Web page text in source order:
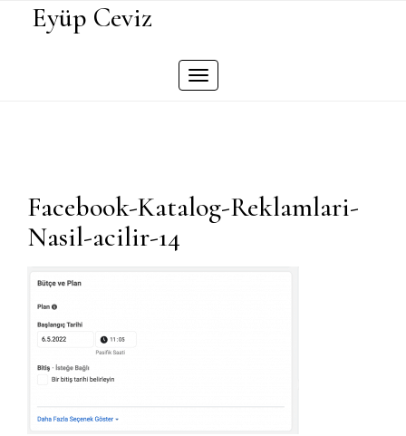
Eyüp Ceviz
Toggle
Facebook-Katalog-Reklamlari-
Nasil-acilir-14